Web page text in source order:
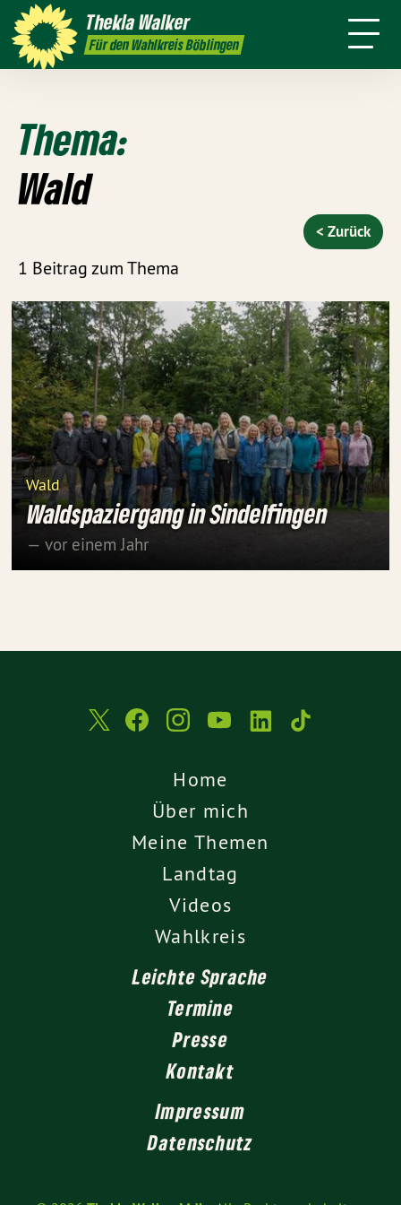
TheklaWalker
Für den Wahlkreis Böblingen
Termine Presse Kontakt
Themen
Thema:
Wald
1 Beitrag zum Thema
< Zurück
Wald
Waldspaziergang in Sindelfingen
— vor einem Jahr
Home
Über mich
Meine Themen
Landtag
Videos
Wahlkreis
Leichte Sprache
Termine
Presse
Kontakt
Impressum
Datenschutz